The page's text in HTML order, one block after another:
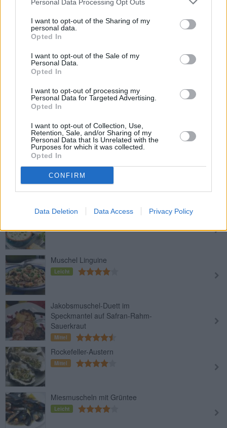
Personal Data Processing Opt Outs
I want to opt-out of the Sharing of my
personal data.
Opted In
I want to opt-out of the Sale of my
Personal Data.
Opted In
I want to opt-out of processing my
Personal Data for Targeted Advertising.
Opted In
I want to opt-out of Collection, Use,
Retention, Sale, and/or Sharing of my
Personal Data that Is Unrelated with the
Purposes for which it was collected.
Opted In
CONFIRM
Data Deletion Data Access Privacy Policy
Venusmuscheln in Weißweinsud
Mittel
Austern mit Kaviar
Leicht
Muscheln in Weißwein
Cremige Muschelsuppe
Muschel Linguine
Leicht
Jakobsmuschel-Duett im
Speckmantel auf Safran-Rahm-
Sauerkraut
Mittel
Rockefeller-Austern
Mittel
Miesmuscheln mit Grüntee
Leicht